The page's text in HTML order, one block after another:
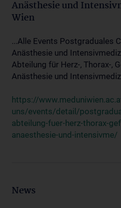
Anästhesie und
Wien
...Alle Events Postgraduales
Anästhesie und
Abteilung für Herz-, Thorax-,
Anästhesie und
https://
uns/events/detail/
abteilung-fuer-herz-thorax-
anaesthesie-und-intensivme/
News